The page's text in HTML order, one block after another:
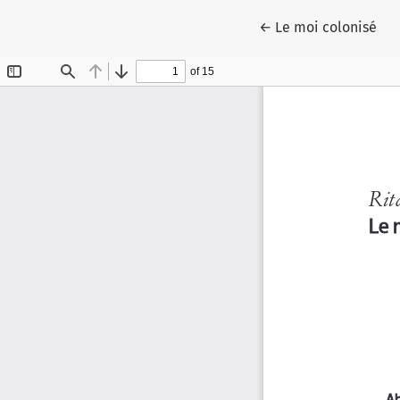
← Ritorna ai dettagli
Le moi colonisé